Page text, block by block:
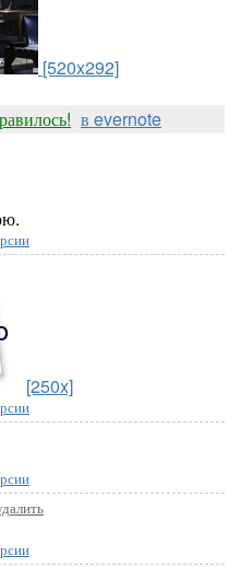
[520x292]
в evernote
[250x]